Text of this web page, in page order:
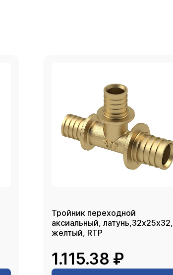
Тройник переходной
аксиальный, латунь,32х25х32,
желтый, RTP
1.115.38 ₽